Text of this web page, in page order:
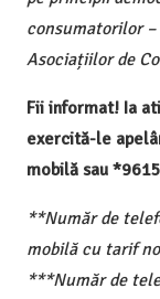
consumatorilor –
Asociațiilor de
Fii informat! Ia
exercită-le
mobilă sau
**Număr de
mobilă cu tarif
***Număr de